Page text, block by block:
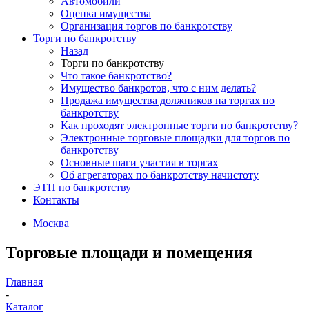
Оценка имущества
Организация торгов по банкротству
Торги по банкротству
Назад
Торги по банкротству
Что такое банкротство?
Имущество банкротов, что с ним делать?
Продажа имущества должников на торгах по
банкротству
Как проходят электронные торги по банкротству?
Электронные торговые площадки для торгов по
банкротству
Основные шаги участия в торгах
Об агрегаторах по банкротству начистоту
ЭТП по банкротству
Контакты
Москва
Торговые площади и помещения
Главная
-
Каталог